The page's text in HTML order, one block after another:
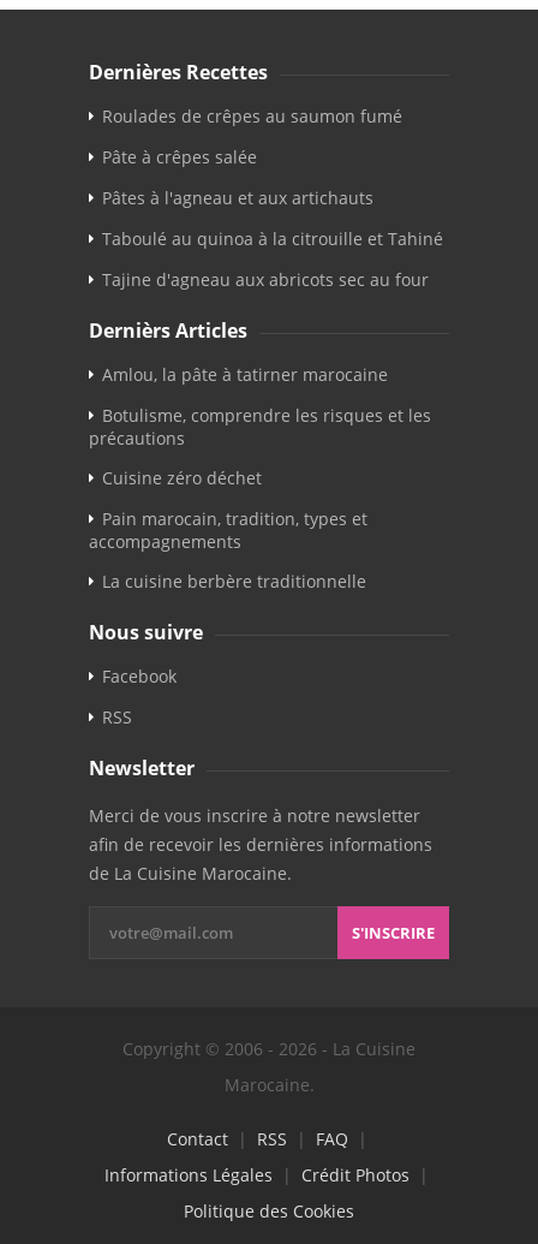
Dernières Recettes
Roulades de crêpes au saumon fumé
Pâte à crêpes salée
Pâtes à l'agneau et aux artichauts
Taboulé au quinoa à la citrouille et Tahiné
Tajine d'agneau aux abricots sec au four
Dernièrs Articles
Amlou, la pâte à tatirner marocaine
Botulisme, comprendre les risques et les
précautions
Cuisine zéro déchet
Pain marocain, tradition, types et
accompagnements
La cuisine berbère traditionnelle
Nous suivre
Facebook
RSS
Newsletter
Merci de vous inscrire à notre newsletter
afin de recevoir les dernières informations
de La Cuisine Marocaine.
S'INSCRIRE
Copyright © 2006 - 2026 - La Cuisine
Marocaine.
Contact| RSS | FAQ |
Informations Légales | Crédit Photos |
Politique des Cookies